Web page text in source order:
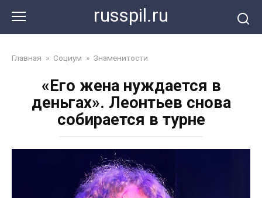
контенту
russpil.ru
Главная » Социум » Знаменитости
«Его жена нуждается в
деньгах». Леонтьев снова
собирается в турне